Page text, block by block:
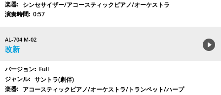
シンセサイザー/アコースティックピアノ/オーケストラ
0:57
AL-704 M-02
改新
Full
サントラ(劇伴)
アコースティックピアノ/オーケストラ/トランペット/ハープ